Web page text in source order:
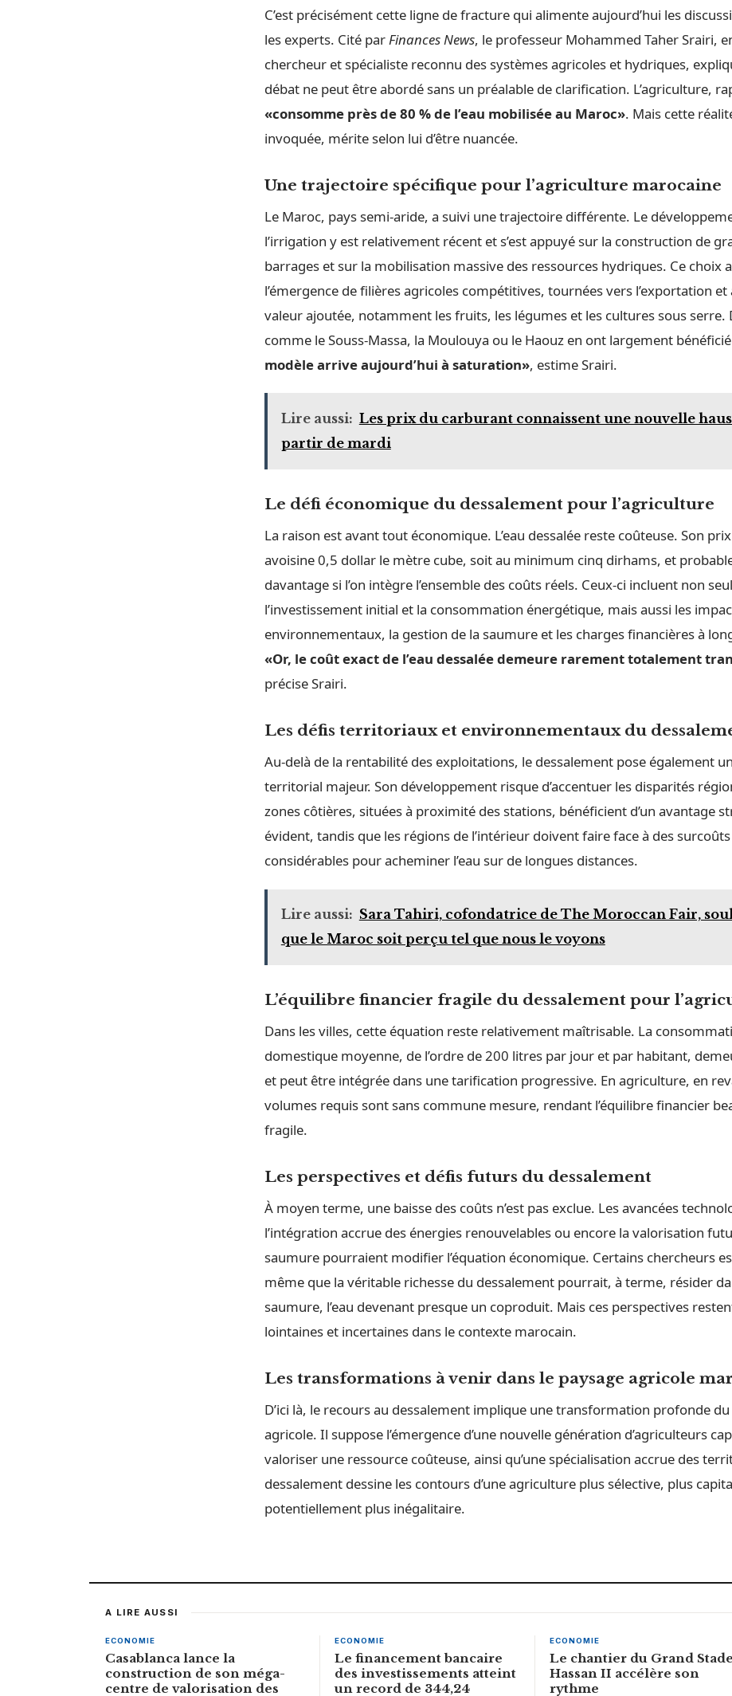
C’est précisément cette ligne de fracture qui alimente aujourd’hui les
les experts. Cité par Finances News, le professeur Mohammed Taher Srairi,
chercheur et spécialiste reconnu des systèmes agricoles et hydriques,
débat ne peut être abordé sans un préalable de clarification. L’agriculture,
«consomme près de 80 % de l’eau mobilisée au Maroc». Mais cette
invoquée, mérite selon lui d’être nuancée.
Une trajectoire spécifique pour l’agriculture marocaine
Le Maroc, pays semi-aride, a suivi une trajectoire différente. Le
l’irrigation y est relativement récent et s’est appuyé sur la construction de
barrages et sur la mobilisation massive des ressources hydriques. Ce choix
l’émergence de filières agricoles compétitives, tournées vers l’exportation
valeur ajoutée, notamment les fruits, les légumes et les cultures sous serre.
comme le Souss-Massa, la Moulouya ou le Haouz en ont largement
modèle arrive aujourd’hui à saturation», estime Srairi.
Lire aussi: Les prix du carburant connaissent une nouvelle
partir de mardi
Le défi économique du dessalement pour l’agriculture
La raison est avant tout économique. L’eau dessalée reste coûteuse. Son
avoisine 0,5 dollar le mètre cube, soit au minimum cinq dirhams, et
davantage si l’on intègre l’ensemble des coûts réels. Ceux-ci incluent non
l’investissement initial et la consommation énergétique, mais aussi les
environnementaux, la gestion de la saumure et les charges financières à
«Or, le coût exact de l’eau dessalée demeure rarement totalement
précise Srairi.
Les défis territoriaux et environnementaux du
Au-delà de la rentabilité des exploitations, le dessalement pose également
territorial majeur. Son développement risque d’accentuer les disparités
zones côtières, situées à proximité des stations, bénéficient d’un avantage
évident, tandis que les régions de l’intérieur doivent faire face à des surcoûts
considérables pour acheminer l’eau sur de longues distances.
Lire aussi: Sara Tahiri, cofondatrice de The Moroccan Fair,
que le Maroc soit perçu tel que nous le voyons
L’équilibre financier fragile du dessalement pour
Dans les villes, cette équation reste relativement maîtrisable. La
domestique moyenne, de l’ordre de 200 litres par jour et par habitant,
et peut être intégrée dans une tarification progressive. En agriculture, en
volumes requis sont sans commune mesure, rendant l’équilibre financier
fragile.
Les perspectives et défis futurs du dessalement
À moyen terme, une baisse des coûts n’est pas exclue. Les avancées
l’intégration accrue des énergies renouvelables ou encore la valorisation
saumure pourraient modifier l’équation économique. Certains chercheurs
même que la véritable richesse du dessalement pourrait, à terme, résider
saumure, l’eau devenant presque un coproduit. Mais ces perspectives
lointaines et incertaines dans le contexte marocain.
Les transformations à venir dans le paysage agricole
D’ici là, le recours au dessalement implique une transformation profonde
agricole. Il suppose l’émergence d’une nouvelle génération d’agriculteurs
valoriser une ressource coûteuse, ainsi qu’une spécialisation accrue des
dessalement dessine les contours d’une agriculture plus sélective, plus
potentiellement plus inégalitaire.
A LIRE AUSSI
ECONOMIE
Casablanca lance la
construction de son méga-
centre de valorisation des
ECONOMIE
Le financement bancaire
des investissements atteint
un record de 344,24
ECONOMIE
Le chantier du Grand Stade
Hassan II accélère son
rythme